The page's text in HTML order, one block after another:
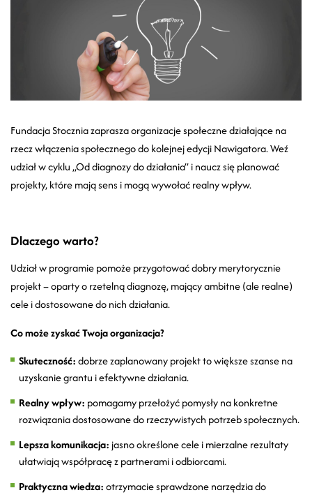
Fundacja Stocznia zaprasza organizacje społeczne działające na
rzecz włączenia społecznego do kolejnej edycji Nawigatora. Weź
udział w cyklu „Od diagnozy do działania” i naucz się planować
projekty, które mają sens i mogą wywołać realny wpływ.
Dlaczego warto?
Udział w programie pomoże przygotować dobry merytorycznie
projekt – oparty o rzetelną diagnozę, mający ambitne (ale realne)
cele i dostosowane do nich działania.
Co może zyskać Twoja organizacja?
Skuteczność:dobrze zaplanowany projekt to większe szanse na
uzyskanie grantu i efektywne działania.
Realny wpływ: pomagamy przełożyć pomysły na konkretne
rozwiązania dostosowane do rzeczywistych potrzeb społecznych.
Lepsza komunikacja: jasno określone cele i mierzalne rezultaty
ułatwiają współpracę z partnerami i odbiorcami.
Praktyczna wiedza:otrzymacie sprawdzone narzędzia do